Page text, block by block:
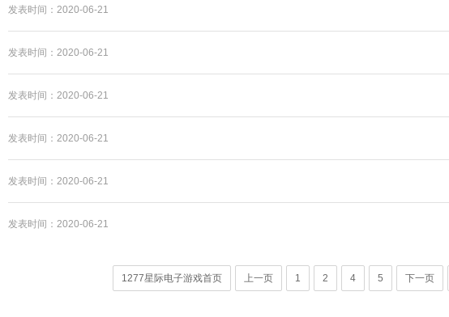
发表时间：2020-06-21
发表时间：2020-06-21
发表时间：2020-06-21
发表时间：2020-06-21
发表时间：2020-06-21
发表时间：2020-06-21
1277星际电子游戏首页 上一页 1 2 4 5 下一页